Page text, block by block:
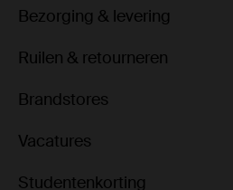
Bezorging & levering
Ruilen & retourneren
Brandstores
Vacatures
Studentenkorting